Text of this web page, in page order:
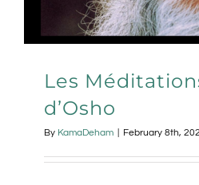
Les
d’Osho
By KamaDeham February 8th,